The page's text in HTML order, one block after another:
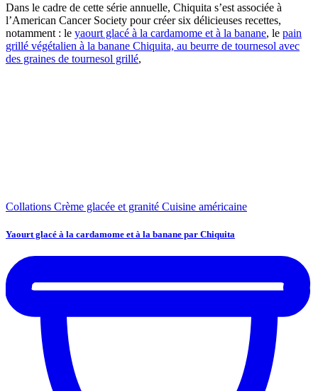
Dans le cadre de cette série annuelle, Chiquita s’est associée à
l’American Cancer Society pour créer six délicieuses recettes,
notamment : le yaourt glacé à la cardamome et à la banane, le pain
grillé végétalien à la banane Chiquita, au beurre de tournesol avec
des graines de tournesol grillé,
Collations Crème glacée et granité Cuisine américaine
Yaourt glacé à la cardamome et à la banane par Chiquita